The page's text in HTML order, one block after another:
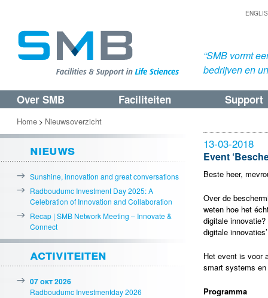
“SMB vormt
bedrijven en
Spring
naar
de
primaire
inhoud
Spring
naar
de
secundaire
inhoud
Over SMB Faciliteiten Support
13-03-2018
Event
Beste heer,
Over de
weten hoe het
digitale
digitale
Het event is voor
smart systems
Programma
Home > Nieuwsoverzicht
nieuws
Sunshine, innovation and great conversations
Radboudumc Investment Day 2025: A
Celebration of Innovation and Collaboration
Recap | SMB Network Meeting – Innovate &
Connect
activiteiten
07 okt 2026
Radboudumc Investmentday 2026